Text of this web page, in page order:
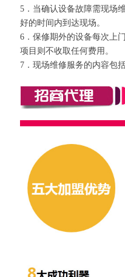
5．当确认设备故障需现场
好的时间内到达现场。
6．保修期外的设备每次上
项目则不收取任何费用。
7．现场维修服务的内容包